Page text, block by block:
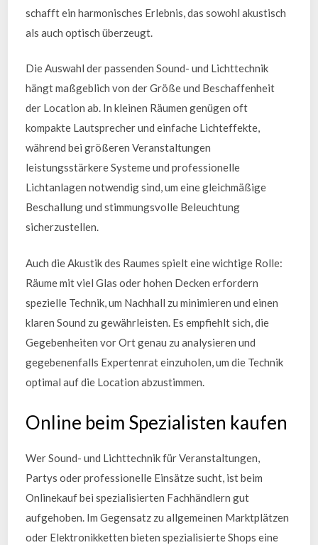
schafft ein harmonisches Erlebnis, das sowohl akustisch
als auch optisch überzeugt.
Die Auswahl der passenden Sound- und Lichttechnik
hängt maßgeblich von der Größe und Beschaffenheit
der Location ab. In kleinen Räumen genügen oft
kompakte Lautsprecher und einfache Lichteffekte,
während bei größeren Veranstaltungen
leistungsstärkere Systeme und professionelle
Lichtanlagen notwendig sind, um eine gleichmäßige
Beschallung und stimmungsvolle Beleuchtung
sicherzustellen.
Auch die Akustik des Raumes spielt eine wichtige Rolle:
Räume mit viel Glas oder hohen Decken erfordern
spezielle Technik, um Nachhall zu minimieren und einen
klaren Sound zu gewährleisten. Es empfiehlt sich, die
Gegebenheiten vor Ort genau zu analysieren und
gegebenenfalls Expertenrat einzuholen, um die Technik
optimal auf die Location abzustimmen.
Online beim Spezialisten kaufen
Wer Sound- und Lichttechnik für Veranstaltungen,
Partys oder professionelle Einsätze sucht, ist beim
Onlinekauf bei spezialisierten Fachhändlern gut
aufgehoben. Im Gegensatz zu allgemeinen Marktplätzen
oder Elektronikketten bieten spezialisierte Shops eine